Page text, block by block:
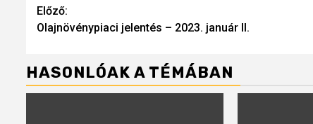
Continue
Reading
Előző:
Olajnövénypiaci jelentés – 2023. január II.
HASONLÓAK A TÉMÁBAN